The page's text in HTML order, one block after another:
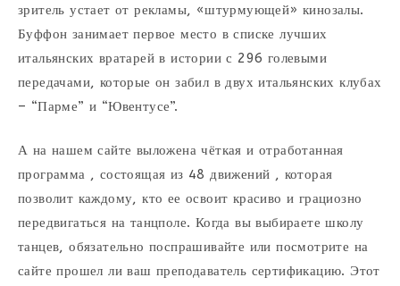
зритель устает от рекламы, «штурмующей» кинозалы.
Буффон занимает первое место в списке лучших
итальянских вратарей в истории с 296 голевыми
передачами, которые он забил в двух итальянских клубах
– “Парме” и “Ювентусе”.
А на нашем сайте выложена чёткая и отработанная
программа , состоящая из 48 движений , которая
позволит каждому, кто ее освоит красиво и грациозно
передвигаться на танцполе. Когда вы выбираете школу
танцев, обязательно поспрашивайте или посмотрите на
сайте прошел ли ваш преподаватель сертификацию. Этот